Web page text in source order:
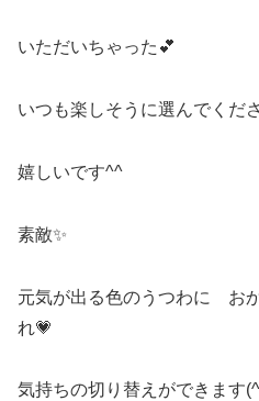
いただいちゃった💕
いつも楽しそうに選んでくだ
嬉しいです^^
素敵✨
元気が出る色のうつわに お
れ💗
気持ちの切り替えができます